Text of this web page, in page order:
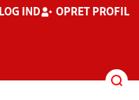
LOG IND OPRET PROFIL